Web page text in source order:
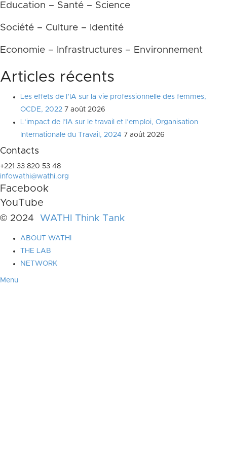
Education – Santé – Science
Société – Culture – Identité
Economie – Infrastructures – Environnement
Articles récents
Les effets de l’IA sur la vie professionnelle des femmes,
OCDE, 2022 7 août 2026
L’impact de l’IA sur le travail et l’emploi, Organisation
Internationale du Travail, 2024 7 août 2026
Contacts
+221 33 820 53 48
infowathi@wathi.org
Facebook
YouTube
© 2024 WATHI Think Tank
ABOUT WATHI
THE LAB
NETWORK
Menu